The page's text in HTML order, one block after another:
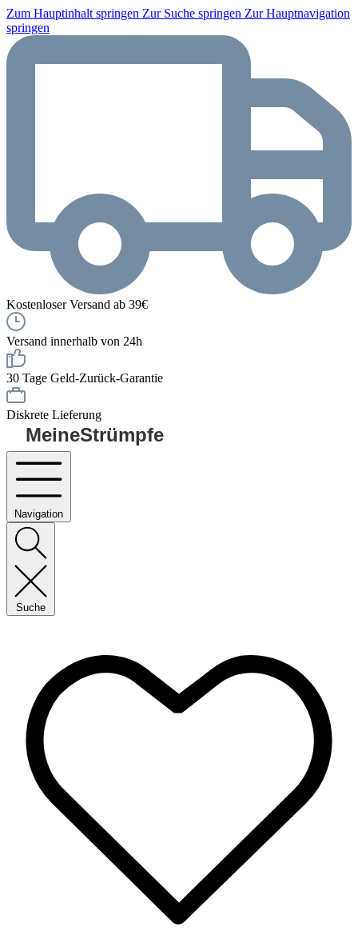
Zum Hauptinhalt springen Zur Suche springen Zur Hauptnavigation
springen
Kostenloser Versand ab 39€
Versand innerhalb von 24h
30 Tage Geld-Zurück-Garantie
Diskrete Lieferung
MeineStrümpfe
Navigation
Suche